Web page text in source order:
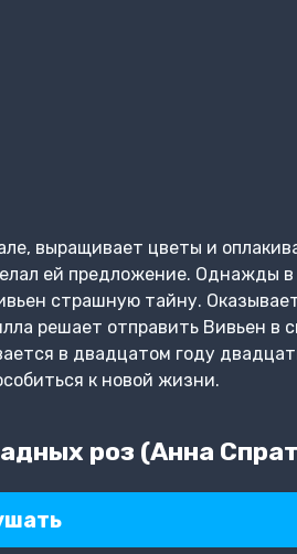
выращивает цветы и
ей предложение. Однажды в
страшную тайну.
решает отправить Вивьен в
в двадцатом году
к новой жизни.
роз (Анна